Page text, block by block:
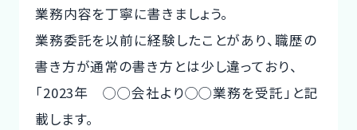
業務内容を丁寧に書きましょう。
業務委託を以前に経験したことがあり、職歴の
書き方が通常の書き方とは少し違っており、
「2023年 ◯◯会社より◯◯業務を受託」と記
載します。